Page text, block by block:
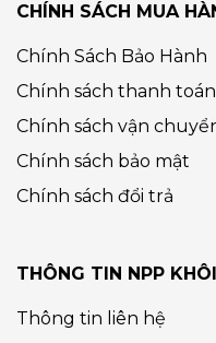
CHÍNH SÁCH MUA
Chính Sách Bảo Hành
Chính sách thanh toán
Chính sách vận
Chính sách bảo mật
Chính sách đổi trả
THÔNG TIN NPP
Thông tin liên hệ